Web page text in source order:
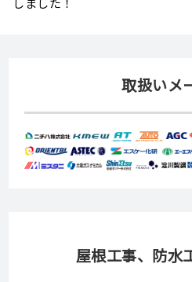
取扱いメ
屋根工事、防水